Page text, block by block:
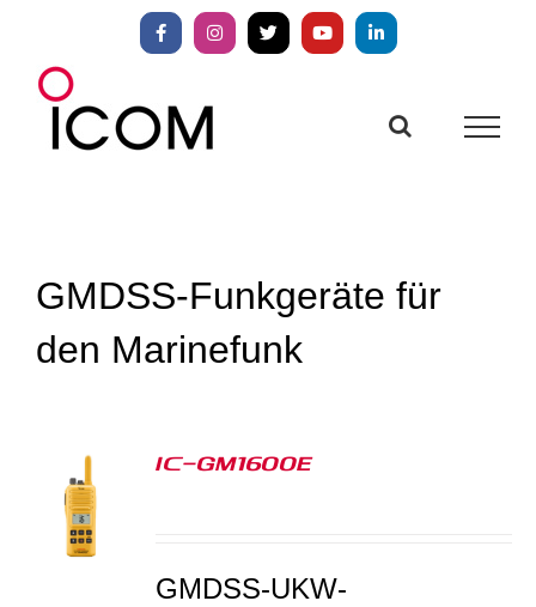
springen
FacebookInstagram
X YouTubeLinkedIn
GMDSS-Funkgeräte für
den Marinefunk
IC-GM1600E
GMDSS-UKW-